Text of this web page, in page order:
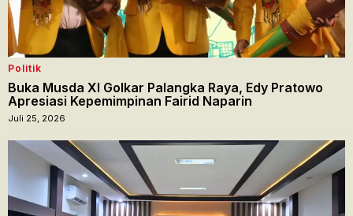
Politik
Buka Musda XI Golkar Palangka Raya, Edy Pratowo
Apresiasi Kepemimpinan Fairid Naparin
Juli 25, 2026